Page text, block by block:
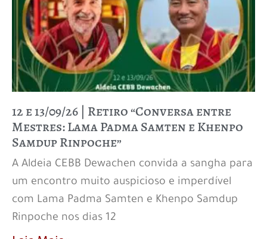
12 e 13/09/26 | Retiro “Conversa entre
Mestres: Lama Padma Samten e Khenpo
Samdup Rinpoche”
A Aldeia CEBB Dewachen convida a sangha para
um encontro muito auspicioso e imperdível
com Lama Padma Samten e Khenpo Samdup
Rinpoche nos dias 12